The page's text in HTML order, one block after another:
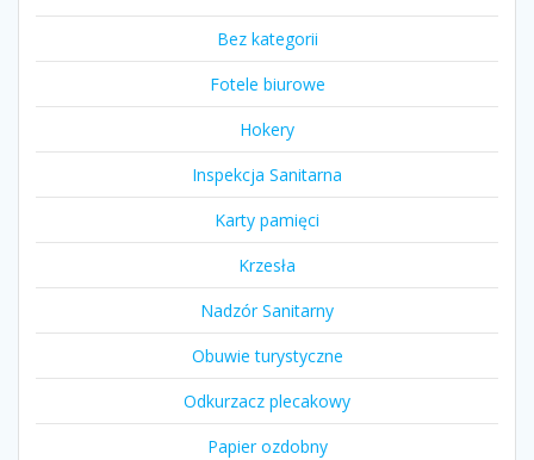
Bez kategorii
Fotele biurowe
Hokery
Inspekcja Sanitarna
Karty pamięci
Krzesła
Nadzór Sanitarny
Obuwie turystyczne
Odkurzacz plecakowy
Papier ozdobny